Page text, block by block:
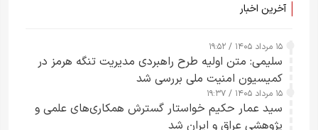
آخرین اخبار
۱۵ مرداد ۱۴۰۵ / ۱۹:۵۲
سلیمی: متن اولیه طرح راهبردی مدیریت تنگه هرمز در
کمیسیون امنیت ملی بررسی شد
۱۵ مرداد ۱۴۰۵ / ۱۹:۳۷
سید عمار حکیم خواستار گسترش همکاری‌های علمی و
پژوهشی عراق و ایران شد